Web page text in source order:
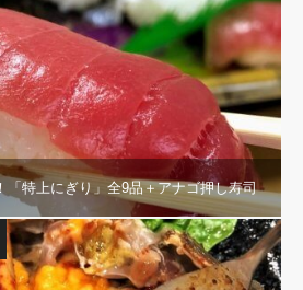
「特上にぎり」全9品＋アナゴ押し寿司